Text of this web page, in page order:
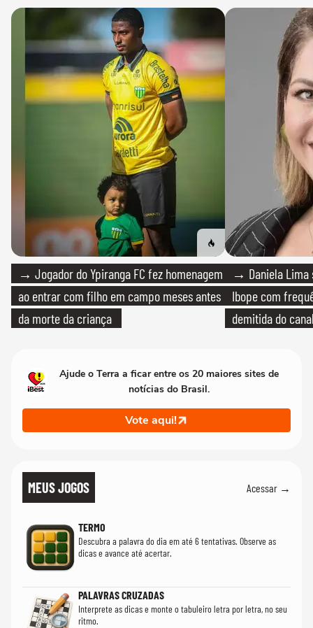
→ Jogador do Ypiranga FC fez homenagem
ao entrar com filho em campo meses antes
da morte da criança
→ Daniela Lima
Ibope com
demitida do
Ajude o Terra a ficar entre os 20 maiores sites de
notícias do Brasil.
Vote aqui!
MEUS JOGOS Acessar →
TERMO
Descubra a palavra do dia em até 6 tentativas. Observe as
dicas e avance até acertar.
PALAVRAS CRUZADAS
Interprete as dicas e monte o tabuleiro letra por letra, no seu
ritmo.